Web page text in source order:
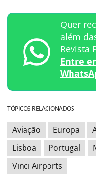
Quer
além
Revista
Entre
TÓPICOS RELACIONADOS
Aviação Europa
Lisboa
Portugal
Vinci Airports